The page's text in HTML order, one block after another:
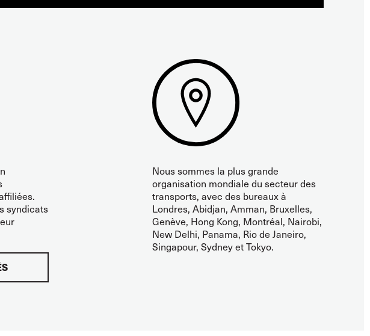
syndicats
Nous sommes la plus grande
organisation mondiale du secteur des
transports, avec des bureaux à
Londres, Abidjan, Amman, Bruxelles,
Genève, Hong Kong, Montréal, Nairobi,
New Delhi, Panama, Rio de Janeiro,
Singapour, Sydney et Tokyo.